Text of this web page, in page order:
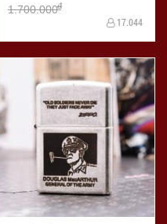
1.700.000đ
17.044